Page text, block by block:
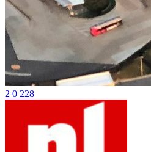
2 0 228